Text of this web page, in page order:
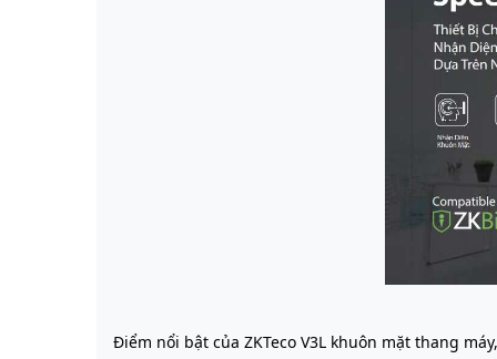
Điểm nổi bật của ZKTeco V3L khuôn mặt thang